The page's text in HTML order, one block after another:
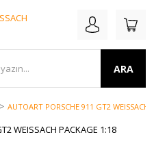
ARA
AUTOART PORSCHE 911 GT2 WEISSACH